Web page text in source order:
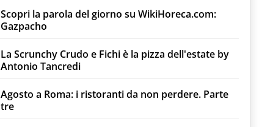
Scopri la parola del giorno su WikiHoreca.com:
Gazpacho
La Scrunchy Crudo e Fichi è la pizza dell'estate by
Antonio Tancredi
Agosto a Roma: i ristoranti da non perdere. Parte
tre